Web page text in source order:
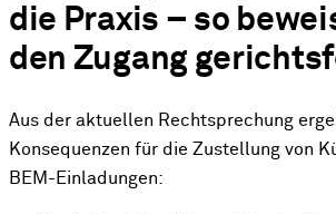
die Praxis – so
den Zugang
Aus der aktuellen Rechtsprechung
Konsequenzen für die Zustellung von
BEM-Einladungen: